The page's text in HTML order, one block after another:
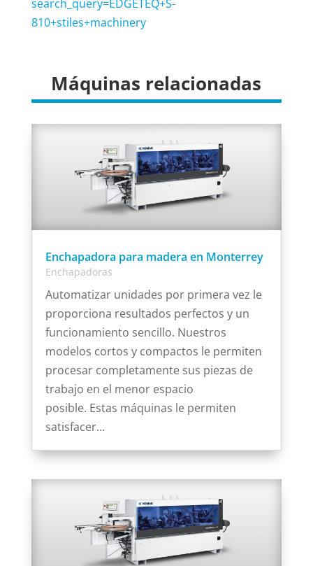
search_query=EDGETEQ+S-
810+stiles+machinery
Máquinas relacionadas
Enchapadora para madera en Monterrey
Enchapadoras
Automatizar unidades por primera vez le
proporciona resultados perfectos y un
funcionamiento sencillo. Nuestros
modelos cortos y compactos le permiten
procesar completamente sus piezas de
trabajo en el menor espacio
posible. Estas máquinas le permiten
satisfacer...